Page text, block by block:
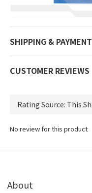
SHIPPING & PAYMENT
CUSTOMER REVIEWS
No review for this product
About